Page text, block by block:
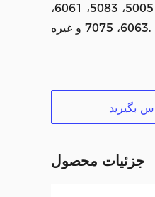
1050، 1060، 1100، 3003، 3004، 3105، 5052، 5005، 5083، 6061،
6063، 7075 و غیره.
جزئیات محصول